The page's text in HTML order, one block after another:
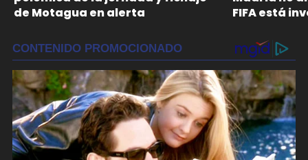
de Motagua en alerta
FIFA está